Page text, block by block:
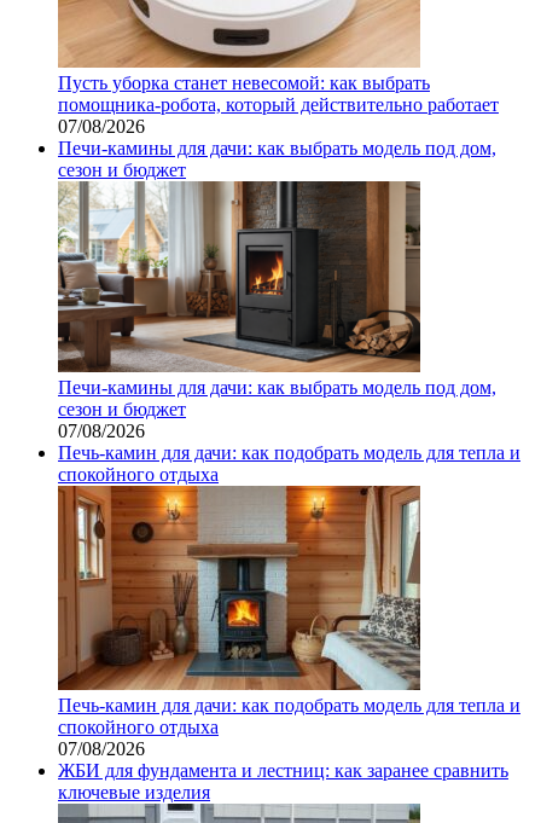
Пусть уборка станет невесомой: как выбрать
помощника‑робота, который действительно работает
07/08/2026
Печи-камины для дачи: как выбрать модель под дом,
сезон и бюджет
Печи-камины для дачи: как выбрать модель под дом,
сезон и бюджет
07/08/2026
Печь-камин для дачи: как подобрать модель для тепла и
спокойного отдыха
Печь-камин для дачи: как подобрать модель для тепла и
спокойного отдыха
07/08/2026
ЖБИ для фундамента и лестниц: как заранее сравнить
ключевые изделия